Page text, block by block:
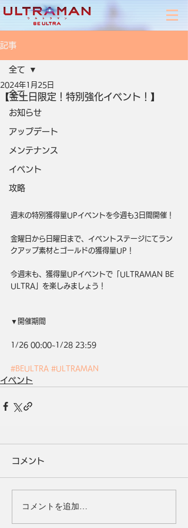
記事
全て
お知らせ
アップデート
メンテナンス
イベント
攻略
全て
【金土日限定！特別強化イベント！】
2024年1月25日
週末の特別獲得量UPイベントを今週も3日間開催！
金曜日から日曜日まで、イベントステージにてラン
クアップ素材とゴールドの獲得量UP！
今週末も、獲得量UPイベントで「ULTRAMAN BE
ULTRA」を楽しみましょう！
▼開催期間
1/26 00:00~1/28 23:59
#BEULTRA #ULTRAMAN
イベント
コメント
コメントを追加…